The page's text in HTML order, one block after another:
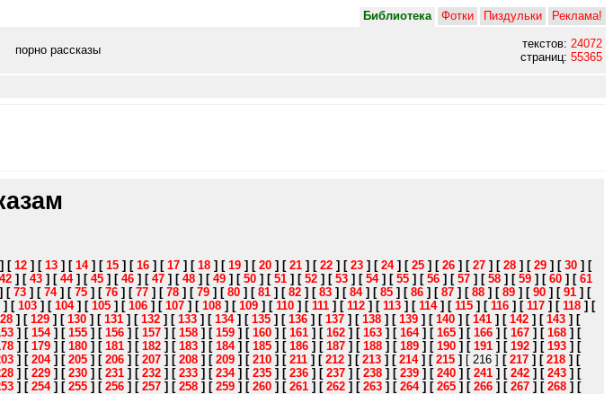
Библиотека Фотки Пиздульки Реклама!
порно рассказы текстов: 24072
страниц: 55365
] [ 12 ] [ 13 ] [ 14] [ 15 ] [ 16 ] [ 17 ] [ 18 ] [ 19 ] [ 20 ] [ 21 ] [ 22 ] [ 23 ] [ 24] [ 25 ] [ 26 ] [ 27 ] [ 28 ] [ 29 ] [ 30 ] [
42 ] [ 43 ] [ 44] [ 45 ] [ 46 ] [ 47 ] [ 48 ] [ 49 ] [ 50 ] [ 51 ] [ 52 ] [ 53 ] [ 54] [ 55 ] [ 56 ] [ 57 ] [ 58 ] [ 59 ] [ 60 ] [ 61
] [ 73 ] [ 74] [ 75 ] [ 76 ] [ 77 ] [ 78 ] [ 79 ] [ 80 ] [ 81 ] [ 82 ] [ 83 ] [ 84] [ 85 ] [ 86 ] [ 87 ] [ 88 ] [ 89 ] [ 90 ] [ 91 ] [
] [ 103 ] [ 104] [ 105 ] [ 106 ] [ 107 ] [ 108 ] [ 109 ] [ 110 ] [ 111 ] [ 112 ] [ 113 ] [ 114] [ 115 ] [ 116 ] [ 117 ] [ 118 ] [
] [ 129 ] [ 130 ] [ 131 ] [ 132 ] [ 133 ] [ 134] [ 135 ] [ 136 ] [ 137 ] [ 138 ] [ 139 ] [ 140 ] [ 141 ] [ 142 ] [ 143 ] [
] [ 154] [ 155 ] [ 156 ] [ 157 ] [ 158 ] [ 159 ] [ 160 ] [ 161 ] [ 162 ] [ 163 ] [ 164] [ 165 ] [ 166 ] [ 167 ] [ 168 ] [
] [ 179 ] [ 180 ] [ 181 ] [ 182 ] [ 183 ] [ 184] [ 185 ] [ 186 ] [ 187 ] [ 188 ] [ 189 ] [ 190 ] [ 191 ] [ 192 ] [ 193 ] [
] [ 204] [ 205 ] [ 206 ] [ 207 ] [ 208 ] [ 209 ] [ 210 ] [ 211 ] [ 212 ] [ 213 ] [ 214] [ 215 ] [ 216 ] [ 217 ] [ 218 ] [
] [ 229 ] [ 230 ] [ 231 ] [ 232 ] [ 233 ] [ 234] [ 235 ] [ 236 ] [ 237 ] [ 238 ] [ 239 ] [ 240 ] [ 241 ] [ 242 ] [ 243 ] [
] [ 254] [ 255 ] [ 256 ] [ 257 ] [ 258 ] [ 259 ] [ 260 ] [ 261 ] [ 262 ] [ 263 ] [ 264] [ 265 ] [ 266 ] [ 267 ] [ 268 ] [